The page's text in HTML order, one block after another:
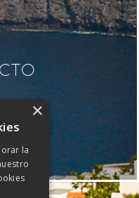
×
la